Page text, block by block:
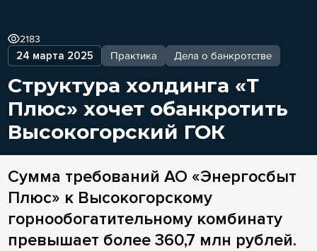
24 марта 2025 Практика Дела о банкротстве
2183
Структура холдинга «Т
Плюс» хочет обанкротить
Высокогорский ГОК
Сумма требований АО «Энергосбыт
Плюс» к Высокогорскому
горнообогатительному комбинату
превышает более 360,7 млн рублей.